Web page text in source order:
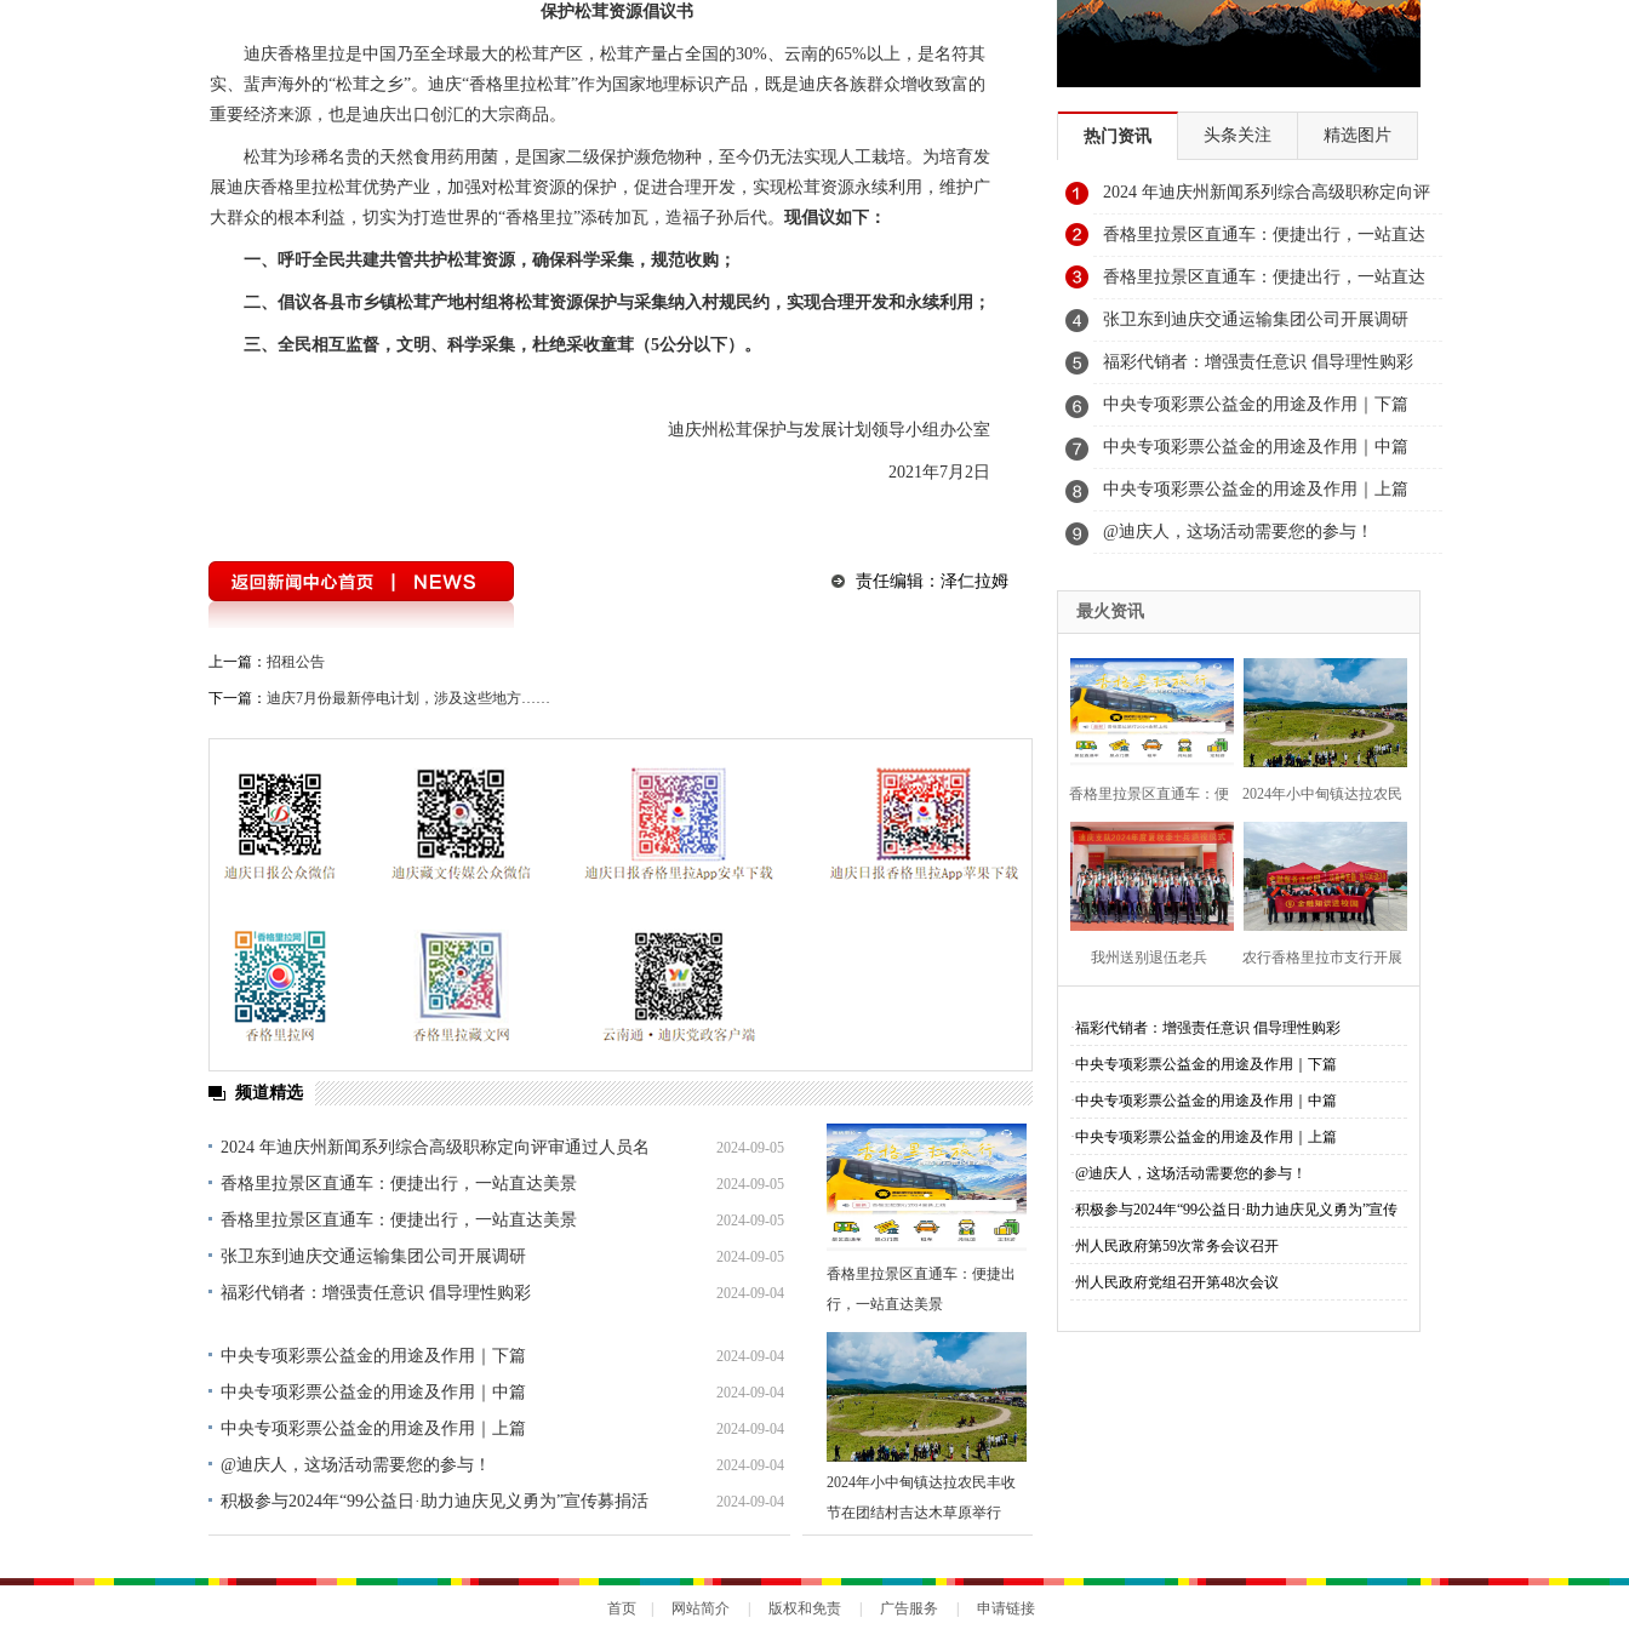
保护松茸资源倡议书
迪庆香格里拉是中国乃至全球最大的松茸产区，松茸产量占全国的30%、云南的65%以上，是名符其
实、蜚声海外的“松茸之乡”。迪庆“香格里拉松茸”作为国家地理标识产品，既是迪庆各族群众增收致富的
重要经济来源，也是迪庆出口创汇的大宗商品。
松茸为珍稀名贵的天然食用药用菌，是国家二级保护濒危物种，至今仍无法实现人工栽培。为培育发
展迪庆香格里拉松茸优势产业，加强对松茸资源的保护，促进合理开发，实现松茸资源永续利用，维护广
大群众的根本利益，切实为打造世界的“香格里拉”添砖加瓦，造福子孙后代。 现倡议如下：
一、呼吁全民共建共管共护松茸资源，确保科学采集，规范收购；
二、倡议各县市乡镇松茸产地村组将松茸资源保护与采集纳入村规民约，实现合理开发和永续利用；
三、全民相互监督，文明、科学采集，杜绝采收童茸（5公分以下）。
迪庆州松茸保护与发展计划领导小组办公室
2021年7月2日
责任编辑：泽仁拉姆
上一篇： 招租公告
下一篇： 迪庆7月份最新停电计划，涉及这些地方……
频道精选
2024 年迪庆州新闻系列综合高级职称定向评审通过人员名
单公示
2024-09-05
香格里拉景区直通车：便捷出行，一站直达美景 2024-09-05
香格里拉景区直通车：便捷出行，一站直达美景 2024-09-05
张卫东到迪庆交通运输集团公司开展调研 2024-09-05
福彩代销者：增强责任意识 倡导理性购彩 2024-09-04
中央专项彩票公益金的用途及作用｜下篇 2024-09-04
中央专项彩票公益金的用途及作用｜中篇 2024-09-04
中央专项彩票公益金的用途及作用｜上篇 2024-09-04
@迪庆人，这场活动需要您的参与！ 2024-09-04
积极参与2024年“99公益日·助力迪庆见义勇为”宣传募捐活
动倡议书
2024-09-04
香格里拉景区直通车：便捷出
行，一站直达美景
2024年小中甸镇达拉农民丰收
节在团结村吉达木草原举行
热门资讯 头条关注 精选图片
2024 年迪庆州新闻系列综合高级职称定向评
审通过人员名单公示
香格里拉景区直通车：便捷出行，一站直达
美景
香格里拉景区直通车：便捷出行，一站直达
美景
张卫东到迪庆交通运输集团公司开展调研
福彩代销者：增强责任意识 倡导理性购彩
中央专项彩票公益金的用途及作用｜下篇
中央专项彩票公益金的用途及作用｜中篇
中央专项彩票公益金的用途及作用｜上篇
@迪庆人，这场活动需要您的参与！
最火资讯
香格里拉景区直通车：便
捷出行，一站直达美景
2024年小中甸镇达拉农民
丰收节在团结村吉达木草
原举行
我州送别退伍老兵​ 农行香格里拉市支行开展
·福彩代销者：增强责任意识 倡导理性购彩
·中央专项彩票公益金的用途及作用｜下篇
·中央专项彩票公益金的用途及作用｜中篇
·中央专项彩票公益金的用途及作用｜上篇
·@迪庆人，这场活动需要您的参与！
·积极参与2024年“99公益日·助力迪庆见义勇为”宣传
募捐活动倡议书
·州人民政府第59次常务会议召开
·州人民政府党组召开第48次会议